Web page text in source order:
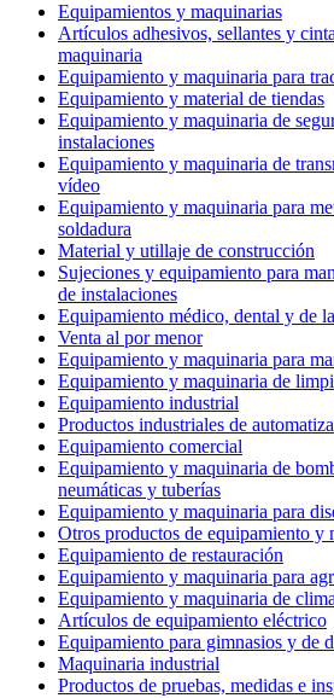
Equipamientos y maquinarias
Artículos adhesivos, sellantes y
maquinaria
Equipamiento y maquinaria para
Equipamiento y material de tiendas
Equipamiento y maquinaria de
instalaciones
Equipamiento y maquinaria de
vídeo
Equipamiento y maquinaria para
soldadura
Material y utillaje de construcción
Sujeciones y equipamiento para
de instalaciones
Equipamiento médico, dental y de
Venta al por menor
Equipamiento y maquinaria para
Equipamiento y maquinaria de
Equipamiento industrial
Productos industriales de
Equipamiento comercial
Equipamiento y maquinaria de
neumáticas y tuberías
Equipamiento y maquinaria para
Otros productos de equipamiento y
Equipamiento de restauración
Equipamiento y maquinaria para
Equipamiento y maquinaria de
Artículos de equipamiento eléctrico
Equipamiento para gimnasios y de
Maquinaria industrial
Productos de pruebas, medidas e